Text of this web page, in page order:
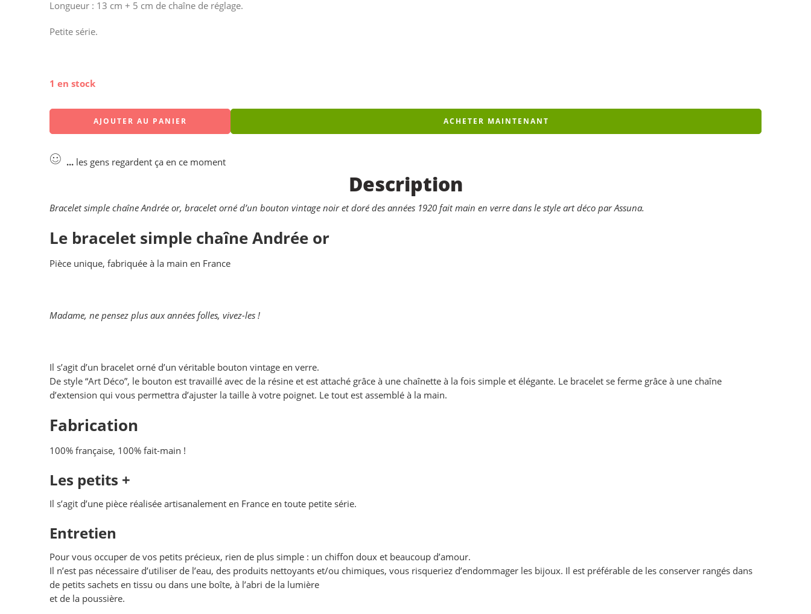
Longueur : 13 cm + 5 cm de chaîne de réglage.
Petite série.
1 en stock
AJOUTER AU PANIER ACHETER MAINTENANT
... les gens regardent ça en ce moment
Description
Bracelet simple chaîne Andrée or, bracelet orné d’un bouton vintage noir et doré des années 1920 fait main en verre dans le style art déco par Assuna.
Le bracelet simple chaîne Andrée or
Pièce unique, fabriquée à la main en France
Madame, ne pensez plus aux années folles, vivez-les !
Il s’agit d’un bracelet orné d’un véritable bouton vintage en verre.
De style “Art Déco”, le bouton est travaillé avec de la résine et est attaché grâce à une chaînette à la fois simple et élégante. Le bracelet se ferme grâce à une chaîne
d’extension qui vous permettra d’ajuster la taille à votre poignet. Le tout est assemblé à la main.
Fabrication
100% française, 100% fait-main !
Les petits +
Il s’agit d’une pièce réalisée artisanalement en France en toute petite série.
Entretien
Pour vous occuper de vos petits précieux, rien de plus simple : un chiffon doux et beaucoup d’amour.
Il n’est pas nécessaire d’utiliser de l’eau, des produits nettoyants et/ou chimiques, vous risqueriez d’endommager les bijoux. Il est préférable de les conserver rangés dans
de petits sachets en tissu ou dans une boîte, à l’abri de la lumière
et de la poussière.